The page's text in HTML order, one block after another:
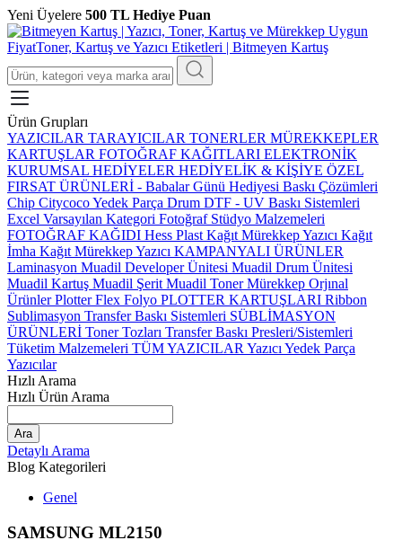
Yeni Üyelere 500 TL Hediye Puan
Ürün Grupları
YAZICILAR TARAYICILAR TONERLER MÜREKKEPLER
KARTUŞLAR FOTOĞRAF KAĞITLARI ELEKTRONİK
KURUMSAL HEDİYELER HEDİYELİK & KİŞİYE ÖZEL
FIRSAT ÜRÜNLERİ - Babalar Günü Hediyesi Baskı Çözümleri
Chip Citycoco Yedek Parça Drum DTF - UV Baskı Sistemleri
Excel Varsayılan Kategori Fotoğraf Stüdyo Malzemeleri
FOTOĞRAF KAĞIDI Hess Plast Kağıt Mürekkep Yazıcı Kağıt
İmha Kağıt Mürekkep Yazıcı KAMPANYALI ÜRÜNLER
Laminasyon Muadil Developer Ünitesi Muadil Drum Ünitesi
Muadil Kartuş Muadil Şerit Muadil Toner Mürekkep Orjınal
Ürünler Plotter Flex Folyo PLOTTER KARTUŞLARI Ribbon
Sublimasyon Transfer Baskı Sistemleri SÜBLİMASYON
ÜRÜNLERİ Toner Tozları Transfer Baskı Presleri/Sistemleri
Tüketim Malzemeleri TÜM YAZICILAR Yazıcı Yedek Parça
Yazıcılar
Hızlı Arama
Hızlı Ürün Arama
Ara
Detaylı Arama
Blog Kategorileri
Genel
SAMSUNG ML2150